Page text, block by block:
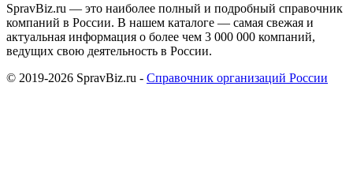
SpravBiz.ru — это наиболее полный и подробный справочник
компаний в России. В нашем каталоге — самая свежая и
актуальная информация о более чем 3 000 000 компаний,
ведущих свою деятельность в России.
© 2019-2026 SpravBiz.ru - Справочник организаций России